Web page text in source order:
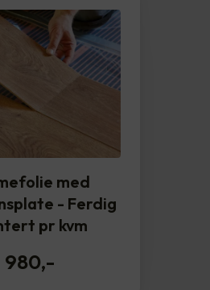
med
- Ferdig
pr kvm
980,-